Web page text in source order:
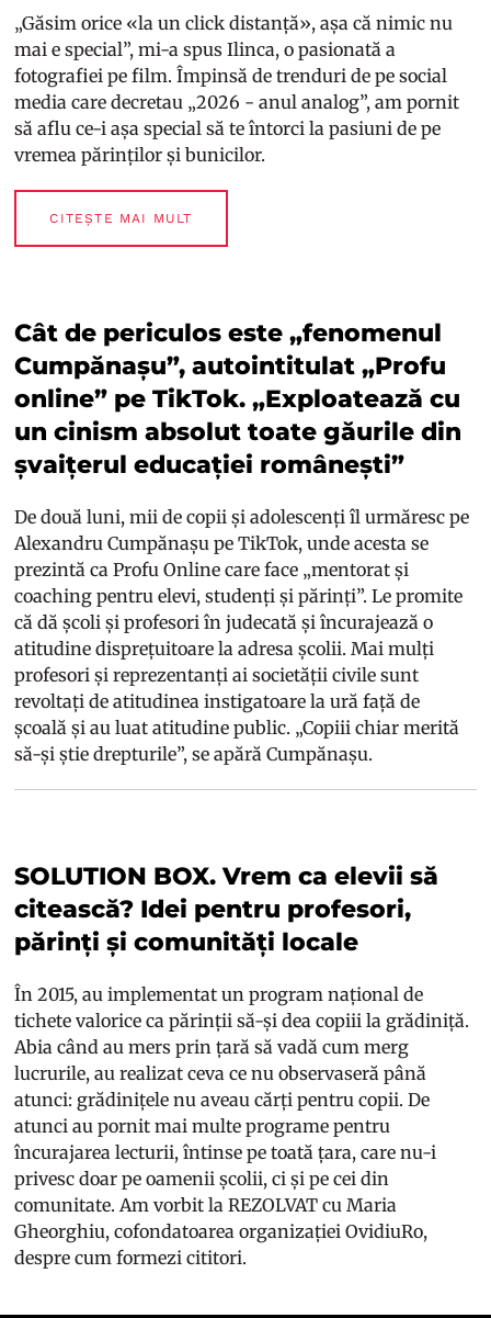
„Găsim orice «la un click distanță», așa că nimic nu
mai e special”, mi-a spus Ilinca, o pasionată a
fotografiei pe film. Împinsă de trenduri de pe social
media care decretau „2026 - anul analog”, am pornit
să aflu ce-i așa special să te întorci la pasiuni de pe
vremea părinților și bunicilor.
CITEȘTE MAI MULT
Cât de periculos este „fenomenul
Cumpănașu”, autointitulat „Profu
online” pe TikTok. „Exploatează cu
un cinism absolut toate găurile din
șvaițerul educației românești”
De două luni, mii de copii și adolescenți îl urmăresc pe
Alexandru Cumpănașu pe TikTok, unde acesta se
prezintă ca Profu Online care face „mentorat și
coaching pentru elevi, studenți și părinți”. Le promite
că dă școli și profesori în judecată și încurajează o
atitudine disprețuitoare la adresa școlii. Mai mulți
profesori și reprezentanți ai societății civile sunt
revoltați de atitudinea instigatoare la ură față de
școală și au luat atitudine public. „Copiii chiar merită
să-și știe drepturile”, se apără Cumpănașu.
SOLUTION BOX. Vrem ca elevii să
citească? Idei pentru profesori,
părinți și comunități locale
În 2015, au implementat un program național de
tichete valorice ca părinții să-și dea copiii la grădiniță.
Abia când au mers prin țară să vadă cum merg
lucrurile, au realizat ceva ce nu observaseră până
atunci: grădinițele nu aveau cărți pentru copii. De
atunci au pornit mai multe programe pentru
încurajarea lecturii, întinse pe toată țara, care nu-i
privesc doar pe oamenii școlii, ci și pe cei din
comunitate. Am vorbit la REZOLVAT cu Maria
Gheorghiu, cofondatoarea organizației OvidiuRo,
despre cum formezi cititori.